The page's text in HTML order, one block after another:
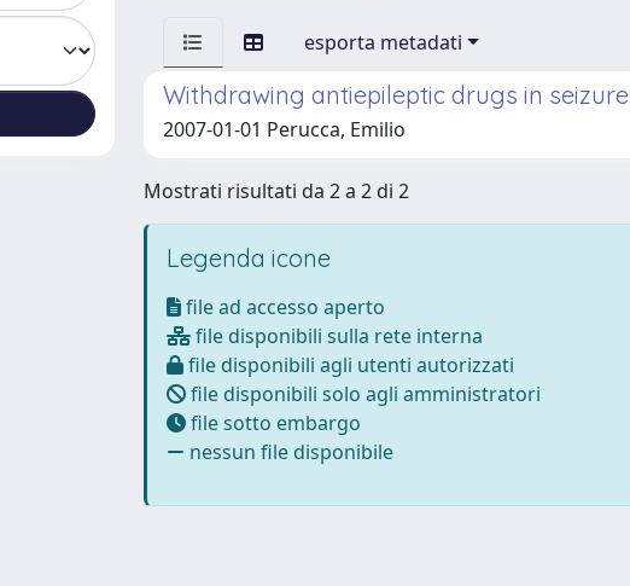
esporta metadati
Withdrawing antiepileptic drugs in
2007-01-01 Perucca, Emilio
Mostrati risultati da 2 a 2 di 2
Legenda icone
file ad accesso aperto
file disponibili sulla rete interna
file disponibili agli utenti autorizzati
file disponibili solo agli amministratori
file sotto embargo
nessun file disponibile